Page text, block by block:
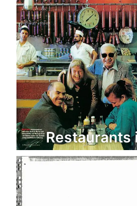
Restaurants